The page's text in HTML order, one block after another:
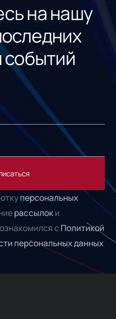
на нашу
событий
персональных
рассылоки
с Политикой
персональных данных